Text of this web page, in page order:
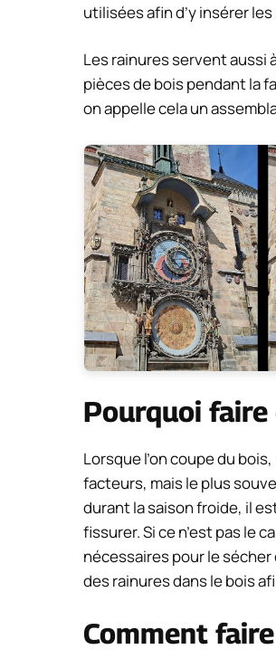
utilisées afin d’y insérer
Les rainures servent aussi
pièces de bois pendant la
on appelle cela un
Pourquoi faire
Lorsque l’on coupe du
facteurs, mais le plus
durant la saison froide, il
fissurer. Si ce n’est pas le
nécessaires pour le
des rainures dans le bois
Comment